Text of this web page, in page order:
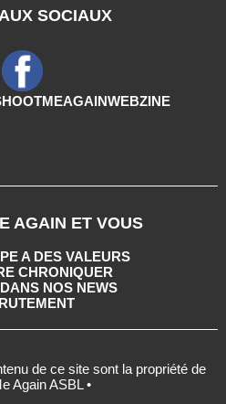
SOCIAUX
AGAIN ET VOUS
A DES VALEURS
CHRONIQUER
NOS NEWS
de ce site sont la propriété de
Again ASBL •